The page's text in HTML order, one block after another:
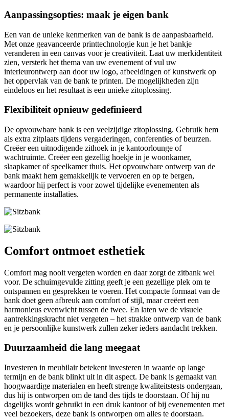
Aanpassingsopties: maak je eigen bank
Een van de unieke kenmerken van de bank is de aanpasbaarheid.
Met onze geavanceerde printtechnologie kun je het bankje
veranderen in een canvas voor je creativiteit. Laat uw merkidentiteit
zien, versterk het thema van uw evenement of vul uw
interieurontwerp aan door uw logo, afbeeldingen of kunstwerk op
het oppervlak van de bank te printen. De mogelijkheden zijn
eindeloos en het resultaat is een unieke zitoplossing.
Flexibiliteit opnieuw gedefinieerd
De opvouwbare bank is een veelzijdige zitoplossing. Gebruik hem
als extra zitplaats tijdens vergaderingen, conferenties of beurzen.
Creëer een uitnodigende zithoek in je kantoorlounge of
wachtruimte. Creëer een gezellig hoekje in je woonkamer,
slaapkamer of speelkamer thuis. Het opvouwbare ontwerp van de
bank maakt hem gemakkelijk te vervoeren en op te bergen,
waardoor hij perfect is voor zowel tijdelijke evenementen als
permanente installaties.
Comfort ontmoet esthetiek
Comfort mag nooit vergeten worden en daar zorgt de zitbank wel
voor. De schuimgevulde zitting geeft je een gezellige plek om te
ontspannen en gesprekken te voeren. Het compacte formaat van de
bank doet geen afbreuk aan comfort of stijl, maar creëert een
harmonieus evenwicht tussen de twee. En laten we de visuele
aantrekkingskracht niet vergeten – het strakke ontwerp van de bank
en je persoonlijke kunstwerk zullen zeker ieders aandacht trekken.
Duurzaamheid die lang meegaat
Investeren in meubilair betekent investeren in waarde op lange
termijn en de bank blinkt uit in dit aspect. De bank is gemaakt van
hoogwaardige materialen en heeft strenge kwaliteitstests ondergaan,
dus hij is ontworpen om de tand des tijds te doorstaan. Of hij nu
dagelijks wordt gebruikt in een druk kantoor of bij evenementen met
veel bezoekers, deze bank is ontworpen om alles te doorstaan.